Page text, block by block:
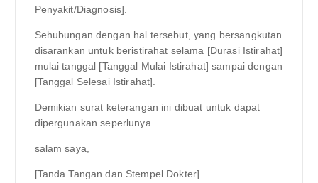
Penyakit/Diagnosis].
Sehubungan dengan hal tersebut, yang bersangkutan
disarankan untuk beristirahat selama [Durasi Istirahat]
mulai tanggal [Tanggal Mulai Istirahat] sampai dengan
[Tanggal Selesai Istirahat].
Demikian surat keterangan ini dibuat untuk dapat
dipergunakan seperlunya.
salam saya,
[Tanda Tangan dan Stempel Dokter]